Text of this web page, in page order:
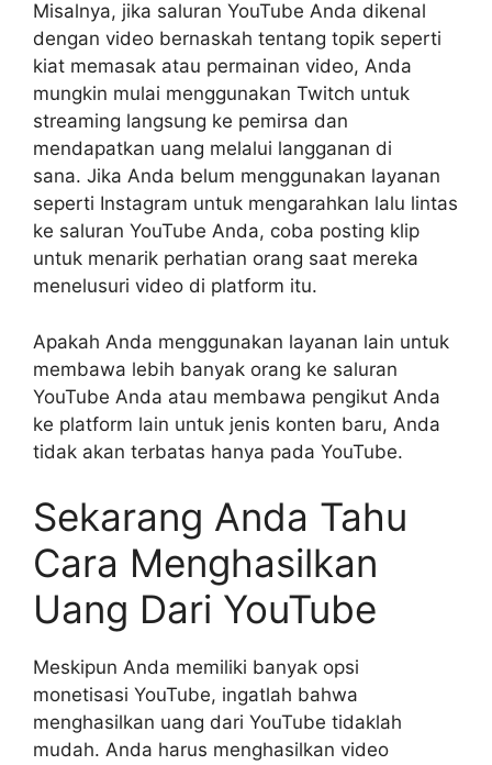
Misalnya, jika saluran YouTube Anda dikenal
dengan video bernaskah tentang topik seperti
kiat memasak atau permainan video, Anda
mungkin mulai menggunakan Twitch untuk
streaming langsung ke pemirsa dan
mendapatkan uang melalui langganan di
sana. Jika Anda belum menggunakan layanan
seperti Instagram untuk mengarahkan lalu lintas
ke saluran YouTube Anda, coba posting klip
untuk menarik perhatian orang saat mereka
menelusuri video di platform itu.
Apakah Anda menggunakan layanan lain untuk
membawa lebih banyak orang ke saluran
YouTube Anda atau membawa pengikut Anda
ke platform lain untuk jenis konten baru, Anda
tidak akan terbatas hanya pada YouTube.
Sekarang Anda Tahu
Cara Menghasilkan
Uang Dari YouTube
Meskipun Anda memiliki banyak opsi
monetisasi YouTube, ingatlah bahwa
menghasilkan uang dari YouTube tidaklah
mudah. Anda harus menghasilkan video